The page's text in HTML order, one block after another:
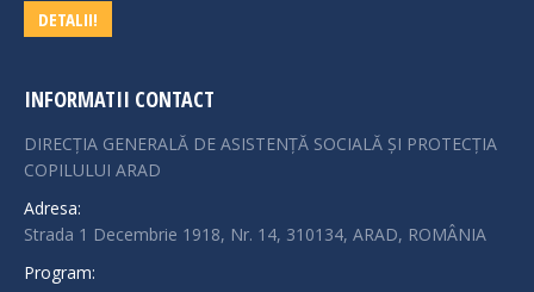
DETALII!
INFORMATII CONTACT
DIRECȚIA GENERALĂ DE ASISTENȚĂ SOCIALĂ ȘI PROTECȚIA
COPILULUI ARAD
Adresa:
Strada 1 Decembrie 1918, Nr. 14, 310134, ARAD, ROMÂNIA
Program: